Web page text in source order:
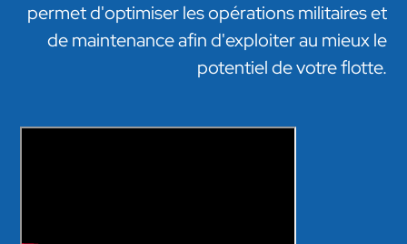
permet d'optimiser les opérations militaires et
de maintenance afin d'exploiter au mieux le
potentiel de votre flotte.